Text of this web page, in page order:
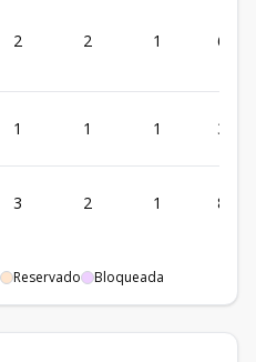
2 2 1 64
1 1 1 35
3 2 1 88
Reservado Bloqueada